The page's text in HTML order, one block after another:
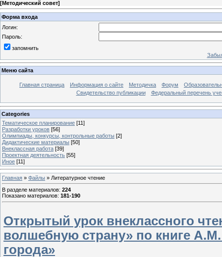
[Методический совет]
Форма входа
Логин:
Пароль:
запомнить
Меню сайта
Главная страница Информация о сайте Методичка Форум
Свидетельство публикации
Федеральный перечень
Categories
Тематическое планирование [11]
Разработки уроков [56]
Олимпиады, конкурсы, контрольные работы [2]
Дидактические материалы [50]
Внеклассная работа [39]
Проектная деятельность [55]
Иное [11]
Главная » Файлы » Литературное чтение
В разделе материалов: 224
Показано материалов: 181-190
Открытый урок внеклассного
волшебную страну» по книге
города»